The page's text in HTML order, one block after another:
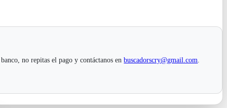
no repitas el pago y contáctanos enbuscadorscry@gmail.com